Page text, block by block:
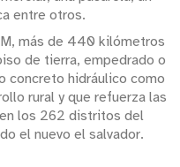
entre otros.
más de 440 kilómetros
de tierra, empedrado o
concreto hidráulico como
rural y que refuerza las
los 262 distritos del
el nuevo el salvador.